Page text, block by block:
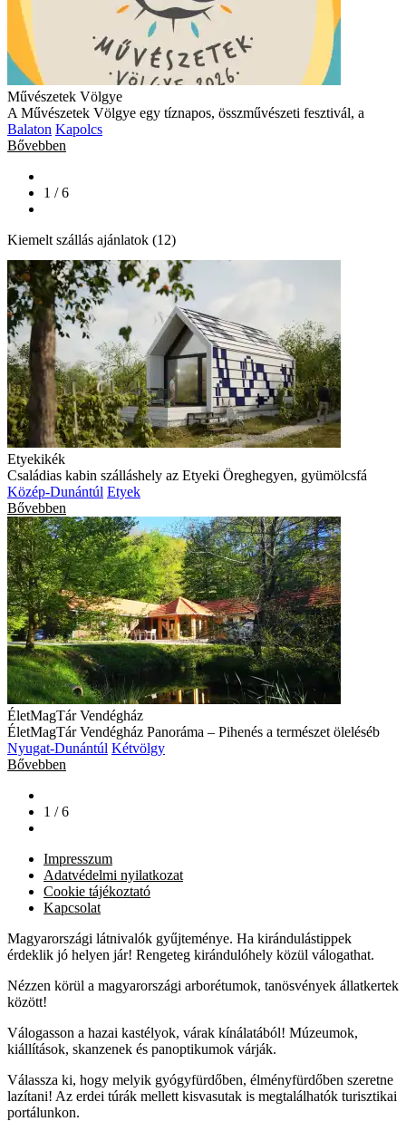
Művészetek Völgye
A Művészetek Völgye egy tíznapos, összművészeti fesztivál, a
Balaton Kapolcs
Bővebben
1 / 6
Kiemelt szállás ajánlatok (12)
Etyekikék
Családias kabin szálláshely az Etyeki Öreghegyen, gyümölcsfá
Közép-Dunántúl Etyek
Bővebben
ÉletMagTár Vendégház
ÉletMagTár Vendégház Panoráma – Pihenés a természet öleléséb
Nyugat-Dunántúl Kétvölgy
Bővebben
1 / 6
Impresszum
Adatvédelmi nyilatkozat
Cookie tájékoztató
Kapcsolat
Magyarországi látnivalók gyűjteménye. Ha kirándulástippek
érdeklik jó helyen jár! Rengeteg kirándulóhely közül válogathat.
Nézzen körül a magyarországi arborétumok, tanösvények állatkertek
között!
Válogasson a hazai kastélyok, várak kínálatából! Múzeumok,
kiállítások, skanzenek és panoptikumok várják.
Válassza ki, hogy melyik gyógyfürdőben, élményfürdőben szeretne
lazítani! Az erdei túrák mellett kisvasutak is megtalálhatók turisztikai
portálunkon.